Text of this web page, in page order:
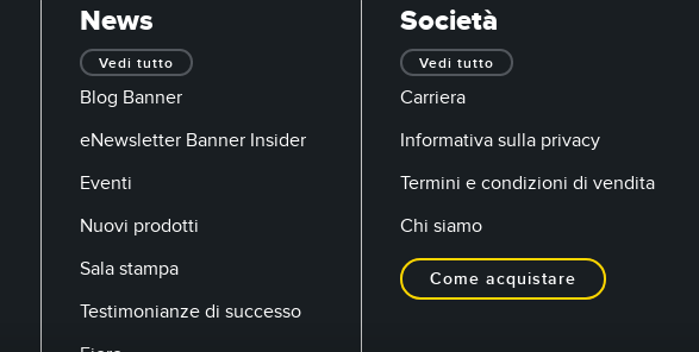
News
Vedi tutto
Blog Banner
eNewsletter Banner Insider
Eventi
Nuovi prodotti
Sala stampa
Testimonianze di successo
Società
Vedi tutto
Carriera
Informativa sulla privacy
Termini e condizioni di vendita
Chi siamo
Come acquistare